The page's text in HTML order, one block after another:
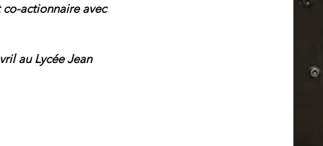
actionnaire avec
au Lycée Jean